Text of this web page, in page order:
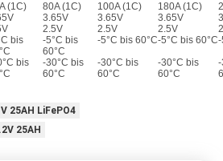
(1C) 80A (1C) 100A (1C) 180A (1C)
3.65V 3.65V 3.65V
2.5V 2.5V 2.5V
bis
-5°C bis
60°C
-5°C bis 60°C-5°C bis 60°C-
bis
-30°C bis
60°C
-30°C bis
60°C
-30°C bis
60°C
-
25AH LiFePO4
25AH